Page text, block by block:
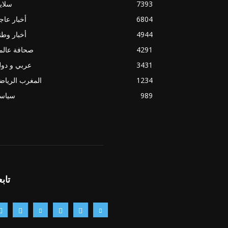
7393
أخبار
6804
أخبار
4944
صحافة
4291
عربي و
3431
المغرب
1234
989